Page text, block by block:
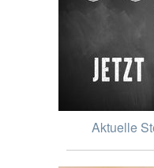
Aktuelle